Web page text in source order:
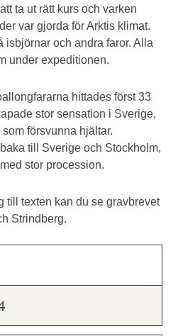
ta ut rätt kurs och varken
var gjorda för Arktis klimat.
isbjörnar och andra faror. Alla
under expeditionen.
hittades först 33
stor sensation i Sverige,
försvunna hjältar.
till Sverige och Stockholm,
stor procession.
till texten kan du se gravbrevet
Strindberg.